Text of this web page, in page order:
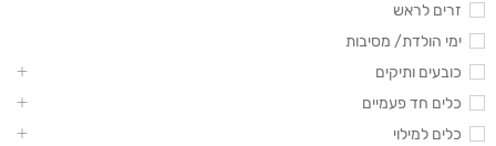
זרים לראש
ימי הולדת/ מסיבות
כובעים ותיקים
כלים חד פעמיים
כלים למילוי